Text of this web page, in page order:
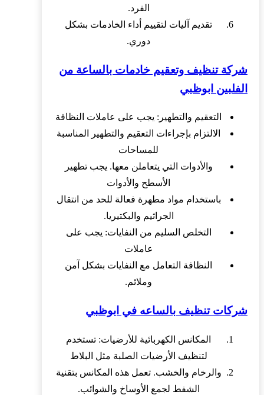
الفرد.
تقديم آليات لتقييم أداء الخادمات بشكل
دوري.
شركة تنظيف وتعقيم خادمات بالساعة من
الفلبين ابوظبي
التعقيم والتطهير: يجب على عاملات النظافة
الالتزام بإجراءات التعقيم والتطهير المناسبة
للمساحات
والأدوات التي يتعاملن معها. يجب تطهير
الأسطح والأدوات
باستخدام مواد مطهرة فعالة للحد من انتقال
الجراثيم والبكتيريا.
التخلص السليم من النفايات: يجب على
عاملات
النظافة التعامل مع النفايات بشكل آمن
وملائم.
شركات تنظيف بالساعه في ابوظبي
المكانس الكهربائية للأرضيات: تستخدم
لتنظيف الأرضيات الصلبة مثل البلاط
والرخام والخشب. تعمل هذه المكانس بتقنية
الشفط لجمع الأوساخ والشوائب.